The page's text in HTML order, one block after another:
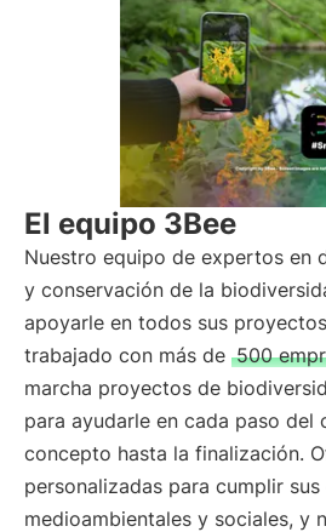
El equipo 3Bee
Nuestro equipo de expertos en
y conservación de la
apoyarle en todos sus
trabajado con más de 500
marcha proyectos de
para ayudarle en cada paso del
concepto hasta la finalización.
personalizadas para cumplir
medioambientales y sociales, y